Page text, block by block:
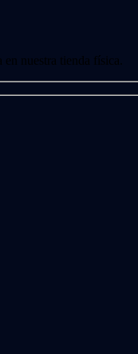
nuestra tienda física.